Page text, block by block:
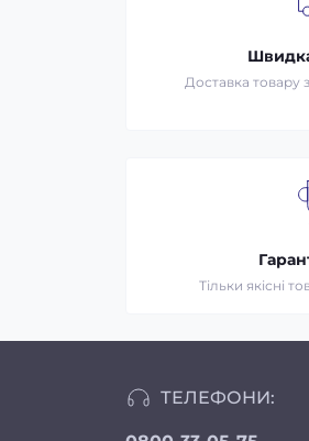
Доставка товару
Тільки якісні
ТЕЛЕФОНИ: